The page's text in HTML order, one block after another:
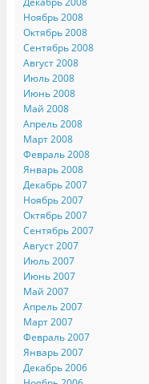
Ноябрь 2008
Октябрь 2008
Сентябрь 2008
Август 2008
Июль 2008
Июнь 2008
Май 2008
Апрель 2008
Март 2008
Февраль 2008
Январь 2008
Декабрь 2007
Ноябрь 2007
Октябрь 2007
Сентябрь 2007
Август 2007
Июль 2007
Июнь 2007
Май 2007
Апрель 2007
Март 2007
Февраль 2007
Январь 2007
Декабрь 2006